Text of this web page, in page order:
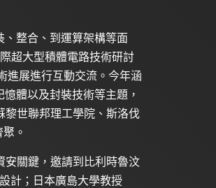
整合、到運算架構等面
超大型積體電路技術研討
進展進行互動交流。今年涵
體以及封裝技術等主題，
黎世聯邦理工學院、斯洛伐
。
安關鍵，邀請到比利時魯汶
計；日本廣島大學教授